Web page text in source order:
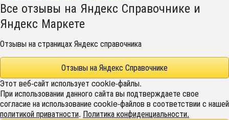
Все отзывы на Яндекс Справочнике и
Яндекс Маркете
Отзывы на страницах Яндекс справочника
Отзывы на Яндекс Справочнике
Этот веб-сайт использует cookie-файлы.
При использовании данного сайта вы подтверждаете свое
согласие на использование cookie-файлов в соответствии с нашей
политикой приватности. Политика конфиденциальности.